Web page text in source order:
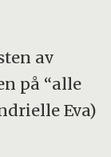
av
på “alle
Eva)